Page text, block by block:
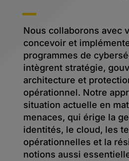
Nous collaborons avec
concevoir et
programmes de
intègrent stratégie,
architecture et
opérationnel. Notre
situation actuelle en
menaces, qui érige la
identités, le cloud, les
opérationnelles et la
notions aussi